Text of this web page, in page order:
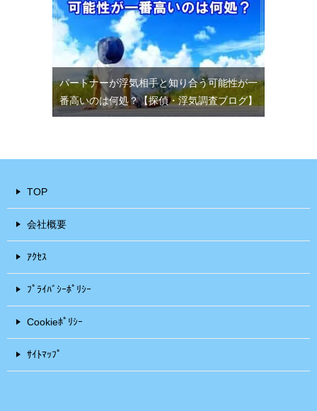
パートナーが浮気相手と知り合う可能性が一
番高いのは何処？【探偵・浮気調査ブログ】
TOP
会社概要
ｱｸｾｽ
ﾌﾟﾗｲﾊﾞｼｰﾎﾟﾘｼｰ
Cookieﾎﾟﾘｼｰ
ｻｲﾄﾏｯﾌﾟ